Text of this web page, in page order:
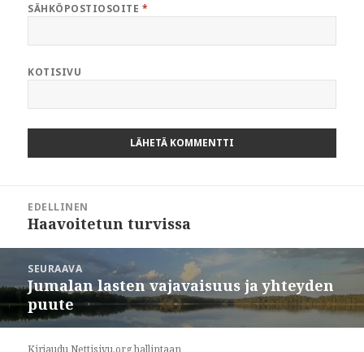
SÄHKÖPOSTIOSOITE *
KOTISIVU
selaus
EDELLINEN
Edellinen
artikkeli:
Haavoitetun turvissa
SEURAAVA
Seuraava
artikkeli:
Jumalan lasten vajavaisuus ja yhteyden
puute